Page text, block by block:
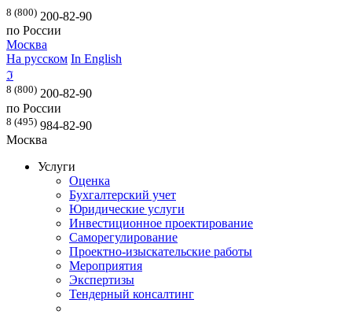
8 (800) 200-82-90
по России
Москва
На русском In English
ℑ
8 (800) 200-82-90
по России
8 (495) 984-82-90
Москва
Услуги
Оценка
Бухгалтерский учет
Юридические услуги
Инвестиционное проектирование
Саморегулирование
Проектно-изыскательские работы
Мероприятия
Экспертизы
Тендерный консалтинг